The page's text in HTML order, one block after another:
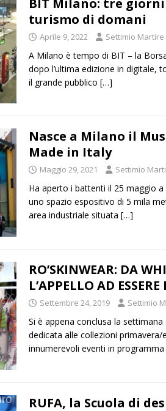
turismo di domani
Aprile 9, 2022 Settimio Martire
A Milano è tempo di BIT – la
dopo l’ultima edizione in digitale,
il grande pubblico […]
Nasce a Milano il
Made in Italy
Maggio 29, 2021 Settimio
Ha aperto i battenti il 25 maggio a
uno spazio espositivo di 5 mila
area industriale situata […]
RO’SKINWEAR: DA
L’APPELLO AD
Settembre 24, 2019 Settimio
Si è appena conclusa la
dedicata alle collezioni primavera/
innumerevoli eventi in
RUFA, la Scuola di